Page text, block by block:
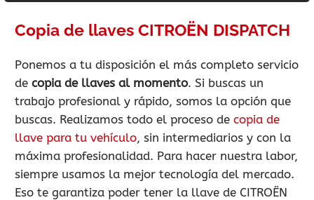
Copia de llaves CITROËN DISPATCH
Ponemos a tu disposición el más completo servicio
de copia de llaves al momento. Si buscas un
trabajo profesional y rápido, somos la opción que
buscas. Realizamos todo el proceso de copia de
llave para tu vehículo, sin intermediarios y con la
máxima profesionalidad. Para hacer nuestra labor,
siempre usamos la mejor tecnología del mercado.
Eso te garantiza poder tener la llave de CITROËN